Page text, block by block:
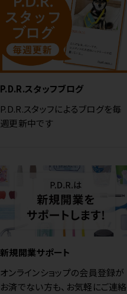
P.D.R.スタッフブログ
P.D.R.スタッフによるブログを毎
週更新中です
新規開業サポート
オンラインショップの会員登録が
お済でない方も、お気軽にご連絡